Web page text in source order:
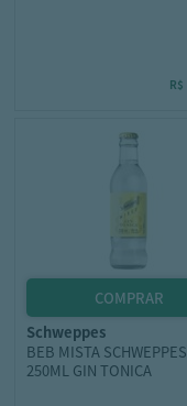
R$
schweppes
BEB MISTA SCHWEPPES
250ML GIN TONICA